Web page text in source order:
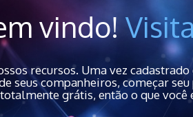
vindo!
recursos. Uma vez
seus companheiros, começar
grátis, então o que você